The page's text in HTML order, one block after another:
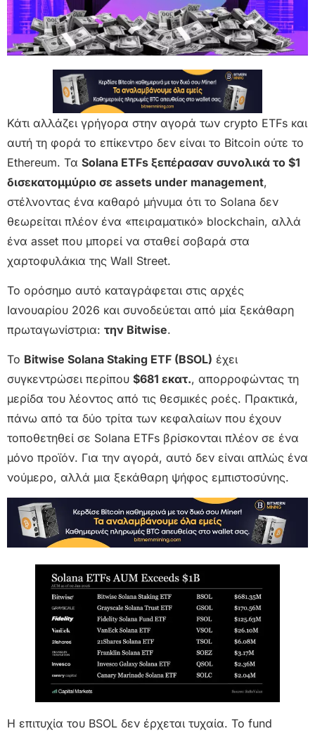
Κάτι αλλάζει γρήγορα στην αγορά των crypto ETFs και
αυτή τη φορά το επίκεντρο δεν είναι το Bitcoin ούτε το
Ethereum. Τα Solana ETFs ξεπέρασαν συνολικά το $1
δισεκατομμύριο σε assets under management,
στέλνοντας ένα καθαρό μήνυμα ότι το Solana δεν
θεωρείται πλέον ένα «πειραματικό» blockchain, αλλά
ένα asset που μπορεί να σταθεί σοβαρά στα
χαρτοφυλάκια της Wall Street.
Το ορόσημο αυτό καταγράφεται στις αρχές
Ιανουαρίου 2026 και συνοδεύεται από μία ξεκάθαρη
πρωταγωνίστρια: την Bitwise.
Το Bitwise Solana Staking ETF (BSOL) έχει
συγκεντρώσει περίπου $681 εκατ., απορροφώντας τη
μερίδα του λέοντος από τις θεσμικές ροές. Πρακτικά,
πάνω από τα δύο τρίτα των κεφαλαίων που έχουν
τοποθετηθεί σε Solana ETFs βρίσκονται πλέον σε ένα
μόνο προϊόν. Για την αγορά, αυτό δεν είναι απλώς ένα
νούμερο, αλλά μια ξεκάθαρη ψήφος εμπιστοσύνης.
Η επιτυχία του BSOL δεν έρχεται τυχαία. Το fund